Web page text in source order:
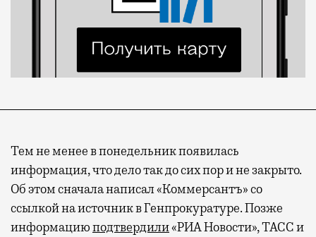
Тем не менее в понедельник появилась
информация, что дело так до сих пор и не закрыто.
Об этом сначала написал «Коммерсантъ» со
ссылкой на источник в Генпрокуратуре. Позже
информациюподтвердили«РИА Новости», ТАСС и